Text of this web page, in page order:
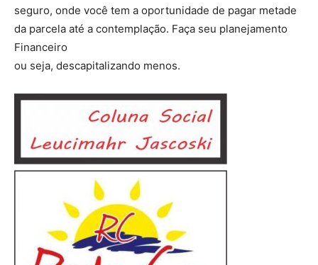
seguro, onde você tem a oportunidade de pagar metade
da parcela até a contemplação. Faça seu planejamento
Financeiro
ou seja, descapitalizando menos.